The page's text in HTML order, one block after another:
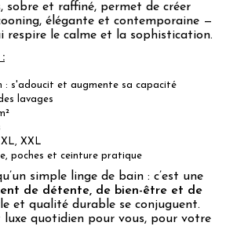
sobre et raffiné, permet de créer
élégante et contemporaine —
respire le calme et la sophistication.
: s'adoucit et augmente sa capacité
lavages
XL, XXL
poches et ceinture pratique
simple linge de bain : c’est une
de détente, de bien-être et de
et qualité durable se conjuguent.
quotidien pour vous, pour votre